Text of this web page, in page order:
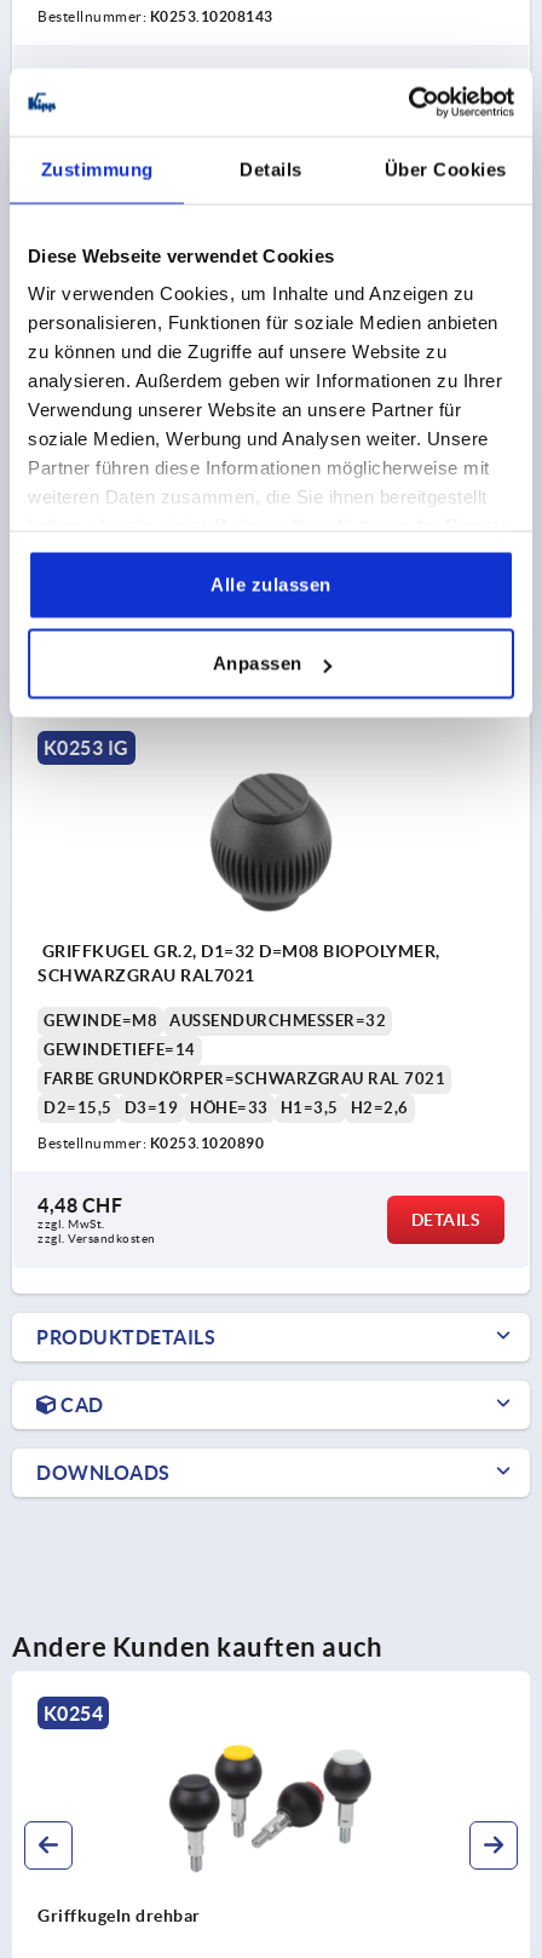
Zustimmung Details Über Cookies
Diese Webseite verwendet Cookies
Wir verwenden Cookies, um Inhalte und Anzeigen zu
personalisieren, Funktionen für soziale Medien anbieten
zu können und die Zugriffe auf unsere Website zu
analysieren. Außerdem geben wir Informationen zu Ihrer
Verwendung unserer Website an unsere Partner für
soziale Medien, Werbung und Analysen weiter. Unsere
Partner führen diese Informationen möglicherweise mit
weiteren Daten zusammen, die Sie ihnen bereitgestellt
gesammelt haben.
Alle zulassen
Anpassen
Bestellnummer: K0253.10208143
zzgl. MwSt.
zzgl. Versandkosten
DETAILS
GRIFFKUGEL GR.1, D1=25 D=M06 BIOPOLYMER,
SCHWARZGRAU RAL7021
GEWINDE=M6
AUSSENDURCHMESSER=25
GEWINDETIEFE=10
K0253.1010690
K0253 IG
GRIFFKUGEL GR.2, D1=32 D=M08 BIOPOLYMER,
SCHWARZGRAU RAL7021
GEWINDE=M8
AUSSENDURCHMESSER=32
GEWINDETIEFE=14
FARBE GRUNDKÖRPER=SCHWARZGRAU RAL 7021
D2=15,5
D3=19 HÖHE=33 H1=3,5 H2=2,6
Bestellnummer: K0253.1020890
4,48 CHF
zzgl. MwSt.
zzgl. Versandkosten
DETAILS
PRODUKTDETAILS
CAD
DOWNLOADS
Andere Kunden kauften auch
K0254
Griffkugeln drehbar